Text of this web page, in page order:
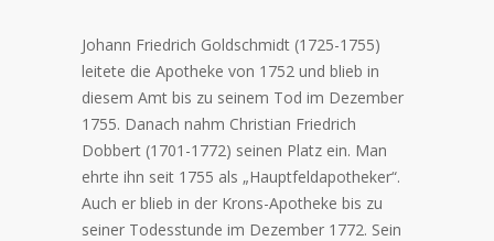
Johann Friedrich Goldschmidt (1725-1755)
leitete die Apotheke von 1752 und blieb in
diesem Amt bis zu seinem Tod im Dezember
1755. Danach nahm Christian Friedrich
Dobbert (1701-1772) seinen Platz ein. Man
ehrte ihn seit 1755 als „Hauptfeldapotheker“.
Auch er blieb in der Krons-Apotheke bis zu
seiner Todesstunde im Dezember 1772. Sein